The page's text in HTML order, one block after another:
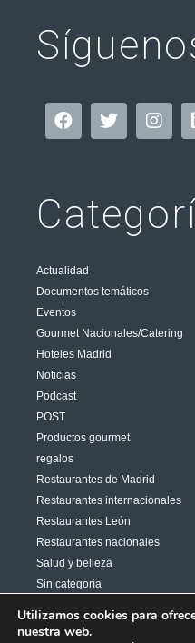
Actualidad
Documentos temáticos
Eventos
Gourmet Nacionales/Catering
Hoteles Madrid
Noticias
Podcast
POST
Productos gourmet
regalos
Restaurantes de Madrid
Restaurantes internacionales
Restaurantes León
Restaurantes nacionales
Salud y belleza
Sin categoría
Utilizamos cookies para
nuestra web.